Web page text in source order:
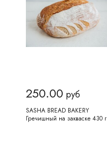
250.00 руб
SASHA BREAD BAKERY
Гречишный на закваске 430 г